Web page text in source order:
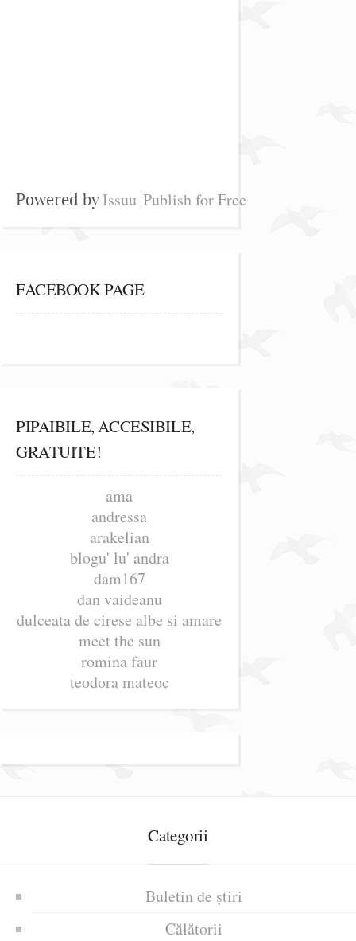
Powered byIssuu Publish for Free
FACEBOOK PAGE
PIPAIBILE, ACCESIBILE,
GRATUITE!
ama
andressa
arakelian
blogu' lu' andra
dam167
dan vaideanu
dulceata de cirese albe si amare
meet the sun
romina faur
teodora mateoc
Categorii
Buletin de știri
Călătorii